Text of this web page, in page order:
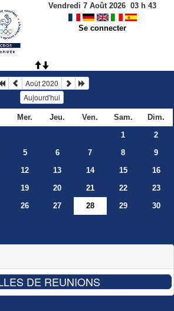
Vendredi 7 Août 2026 03 h 43
Se connecter
Août 2020
Aujourd'hui
Mer. Jeu. Ven. Sam.
Dim.
1
2
5 6 7 8
9
12 13 14 15
16
19 20 21 22
23
26 27 28 29
30